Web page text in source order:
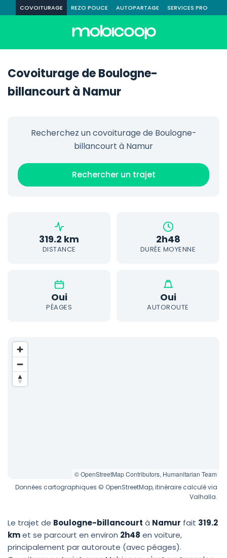
COVOITURAGE REZO POUCE AUTOPARTAGE SERVICES PRO
Covoiturage de Boulogne-
billancourt à Namur
Recherchez un covoiturage de Boulogne-
billancourt à Namur
Rechercher un trajet
319.2 km
DISTANCE
2h48
DURÉE MOYENNE
Oui
PÉAGES
Oui
AUTOROUTE
© OpenStreetMap Contributors, Humanitarian Team
Données cartographiques © OpenStreetMap, itinéraire calculé via
Valhalla.
Le trajet de Boulogne-billancourt à Namur fait 319.2
kmet se parcourt en environ 2h48 en voiture,
principalement par autoroute (avec péages).